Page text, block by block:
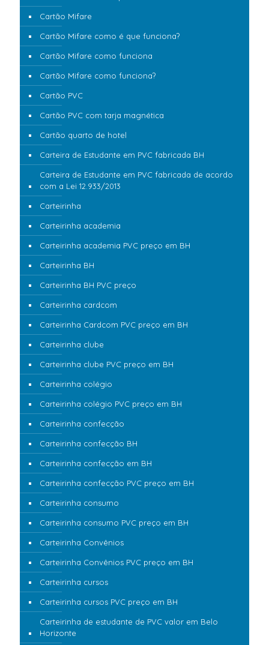
Cartão Mifare
Cartão Mifare como é que funciona?
Cartão Mifare como funciona
Cartão Mifare como funciona?
Cartão PVC
Cartão PVC com tarja magnética
Cartão quarto de hotel
Carteira de Estudante em PVC fabricada BH
Carteira de Estudante em PVC fabricada de acordo
com a Lei 12.933/2013
Carteirinha
Carteirinha academia
Carteirinha academia PVC preço em BH
Carteirinha BH
Carteirinha BH PVC preço
Carteirinha cardcom
Carteirinha Cardcom PVC preço em BH
Carteirinha clube
Carteirinha clube PVC preço em BH
Carteirinha colégio
Carteirinha colégio PVC preço em BH
Carteirinha confecção
Carteirinha confecção BH
Carteirinha confecção em BH
Carteirinha confecção PVC preço em BH
Carteirinha consumo
Carteirinha consumo PVC preço em BH
Carteirinha Convênios
Carteirinha Convênios PVC preço em BH
Carteirinha cursos
Carteirinha cursos PVC preço em BH
Carteirinha de estudante de PVC valor em Belo
Horizonte